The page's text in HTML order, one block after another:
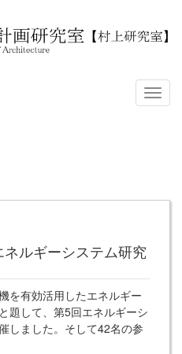
ネルギーシステム研究
を有効活用したエネルギー
題して、第5回エネルギーシ
しました。そして42名の参